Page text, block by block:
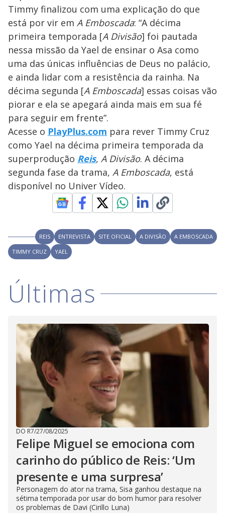
Timmy finalizou com uma explicação do que
está por vir em A Emboscada: “A décima
primeira temporada [A Divisão] foi pautada
nessa missão da Yael de ensinar o Asa como
uma das únicas influências de Deus no palácio,
e ainda lidar com a resistência da rainha. Na
décima segunda [A Emboscada] essas coisas vão
piorar e ela se apegará ainda mais em sua fé
para seguir em frente”.
Acesse o PlayPlus.com para rever Timmy Cruz
como Yael na décima primeira temporada da
superprodução Reis, A Divisão. A décima
segunda fase da trama, A Emboscada, está
disponível no Univer Vídeo.
REIS ENTREVISTA SITE OFICIAL A DIVISÃO
A EMBOSCADA
TIMMY CRUZ
YAEL
Últimas
DO R7/27/08/2025
Felipe Miguel se emociona com
carinho do público de Reis: ‘Um
presente e uma surpresa’
Personagem do ator na trama, Sisa ganhou destaque na
sétima temporada por usar do bom humor para resolver
os problemas de Davi (Cirillo Luna)